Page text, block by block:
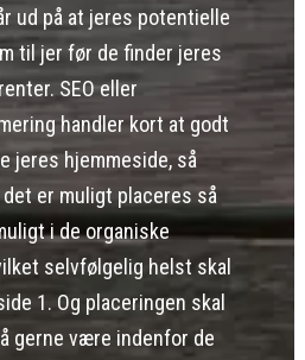
ud på at jeres potentielle
til jer før de finder jeres
SEO eller
handler kort at godt
jeres hjemmeside, så
er muligt placeres så
i de organiske
selvfølgelig helst skal
1. Og placeringen skal
gerne være indenfor de